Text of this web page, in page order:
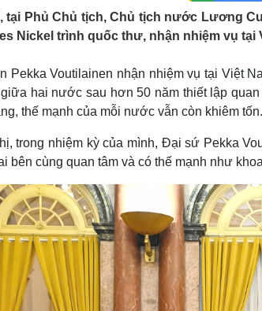
Quân sự - Quốc phòng
Vũ khí
Thể thao
Bóng đá
Lịch thi đấu
eSports
Hậu trường
Nhà đẹp
Blog
Sân khấu -
Văn học
Di sản
tại Phủ Chủ tịch, Chủ tịch nước Lương
Nickel trình quốc thư, nhận nhiệm vụ tại
Pekka Voutilainen nhận nhiệm vụ tại Việt
hai nước sau hơn 50 năm thiết lập
thế mạnh của mỗi nước vẫn còn khiêm tốn.
trong nhiệm kỳ của mình, Đại sứ Pekka
bên cùng quan tâm và có thế mạnh như